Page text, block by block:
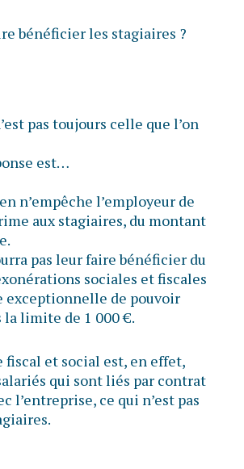
bénéficier les stagiaires ?
pas toujours celle que l’on
est…
n’empêche l’employeur de
aux stagiaires, du montant
pas leur faire bénéficier du
sociales et fiscales
exceptionnelle de pouvoir
la limite de 1 000 €.
fiscal et social est, en effet,
qui sont liés par contrat
l’entreprise, ce qui n’est pas